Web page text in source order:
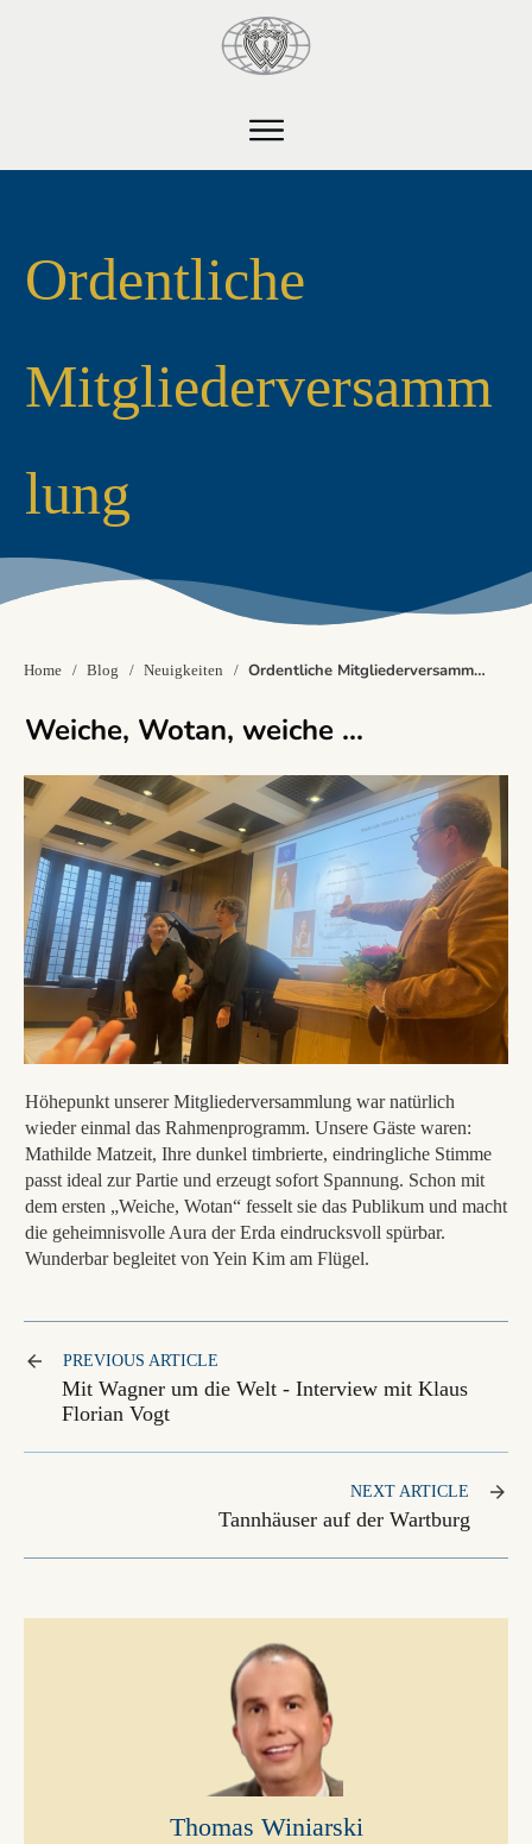
Ordentliche
Mitgliederversamm
lung
Home / Blog / Neuigkeiten / Ordentliche Mitgliederversammlung
Weiche, Wotan, weiche ...
Höhepunkt unserer Mitgliederversammlung war natürlich
wieder einmal das Rahmenprogramm. Unsere Gäste waren:
Mathilde Matzeit, Ihre dunkel timbrierte, eindringliche Stimme
passt ideal zur Partie und erzeugt sofort Spannung. Schon mit
dem ersten „Weiche, Wotan“ fesselt sie das Publikum und macht
die geheimnisvolle Aura der Erda eindrucksvoll spürbar.
Wunderbar begleitet von Yein Kim am Flügel.
PREVIOUS ARTICLE
Mit Wagner um die Welt - Interview mit Klaus
Florian Vogt
NEXT ARTICLE
Tannhäuser auf der Wartburg
Thomas Winiarski